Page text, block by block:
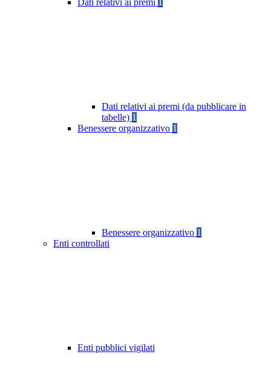
Dati relativi ai premi
Dati relativi ai premi (da pubblicare in
tabelle) 1
Benessere organizzativo 1
Benessere organizzativo 1
Enti controllati
Enti pubblici vigilati